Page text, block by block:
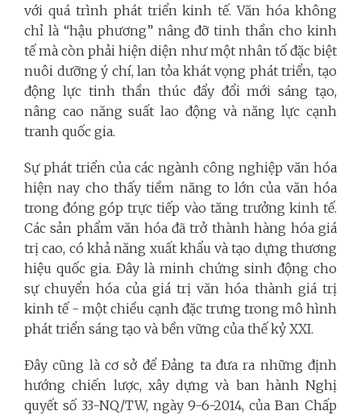
với quá trình phát triển kinh tế. Văn hóa không
chỉ là “hậu phương” nâng đỡ tinh thần cho kinh
tế mà còn phải hiện diện như một nhân tố đặc biệt
nuôi dưỡng ý chí, lan tỏa khát vọng phát triển, tạo
động lực tinh thần thúc đẩy đổi mới sáng tạo,
nâng cao năng suất lao động và năng lực cạnh
tranh quốc gia.
Sự phát triển của các ngành công nghiệp văn hóa
hiện nay cho thấy tiềm năng to lớn của văn hóa
trong đóng góp trực tiếp vào tăng trưởng kinh tế.
Các sản phẩm văn hóa đã trở thành hàng hóa giá
trị cao, có khả năng xuất khẩu và tạo dựng thương
hiệu quốc gia. Đây là minh chứng sinh động cho
sự chuyển hóa của giá trị văn hóa thành giá trị
kinh tế - một chiều cạnh đặc trưng trong mô hình
phát triển sáng tạo và bền vững của thế kỷ XXI.
Đây cũng là cơ sở để Đảng ta đưa ra những định
hướng chiến lược, xây dựng và ban hành Nghị
quyết số 33-NQ/TW, ngày 9-6-2014, của Ban Chấp